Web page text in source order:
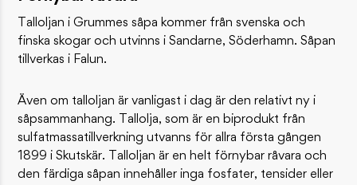
Talloljan i Grummes såpa kommer från svenska och
finska skogar och utvinns i Sandarne, Söderhamn. Såpan
tillverkas i Falun.
Även om talloljan är vanligast i dag är den relativt ny i
såpsammanhang. Tallolja, som är en biprodukt från
sulfatmassatillverkning utvanns för allra första gången
1899 i Skutskär. Talloljan är en helt förnybar råvara och
den färdiga såpan innehåller inga fosfater, tensider eller